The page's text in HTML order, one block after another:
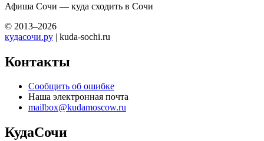
Афиша Сочи — куда сходить в Сочи
© 2013–2026
кудасочи.ру | kuda-sochi.ru
Контакты
Сообщить об ошибке
Наша электронная почта
mailbox@kudamoscow.ru
КудаСочи